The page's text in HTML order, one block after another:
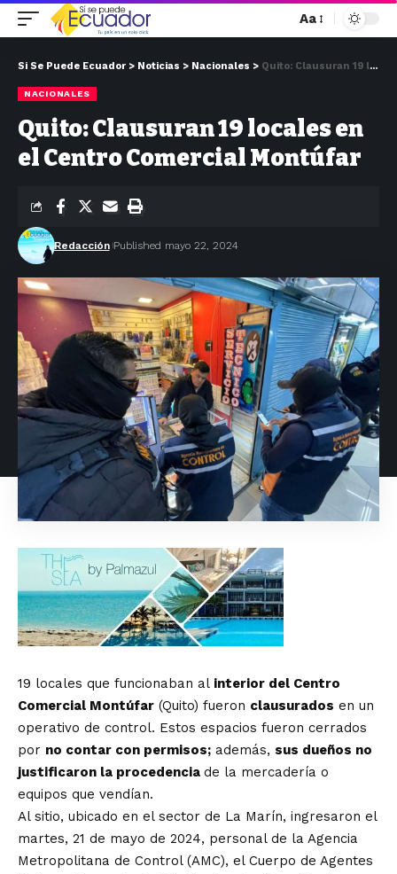
Aa
Si Se Puede Ecuador > Noticias > Nacionales > Quito: Clausuran 19 locales en el Centro Comercial Montúfar
NACIONALES
Quito: Clausuran 19 locales en
el Centro Comercial Montúfar
Redacción Published mayo 22, 2024
19 locales que funcionaban al interior del Centro
Comercial Montúfar (Quito) fueron clausurados en un
operativo de control. Estos espacios fueron cerrados
por no contar con permisos; además, sus dueños no
justificaron la procedencia de la mercadería o
equipos que vendían.
Al sitio, ubicado en el sector de La Marín, ingresaron el
martes, 21 de mayo de 2024, personal de la Agencia
Metropolitana de Control (AMC), el Cuerpo de Agentes